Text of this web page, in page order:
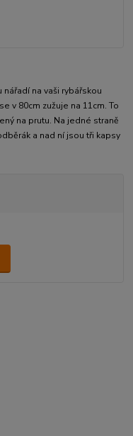
na vaši rybářskou
v 80cm zužuje na 11cm. To
na prutu. Na jedné straně
a nad ní jsou tři kapsy